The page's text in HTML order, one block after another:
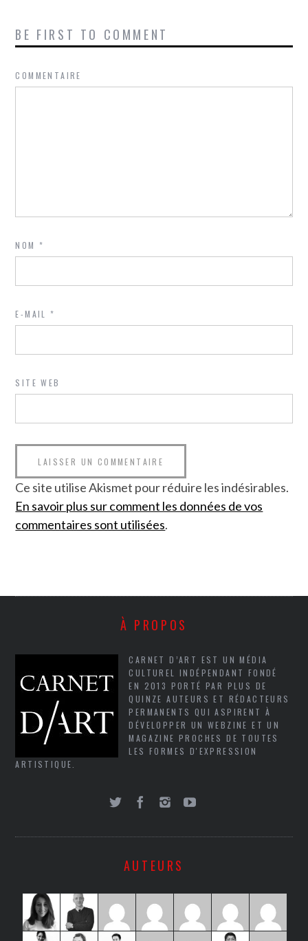
BE FIRST TO COMMENT
COMMENTAIRE
NOM*
E-MAIL*
SITE WEB
Ce site utilise Akismet pour réduire les indésirables.
En savoir plus sur comment les données de vos
commentaires sont utilisées.
À PROPOS
CARNET D’ART EST UN MÉDIA
CULTUREL INDÉPENDANT FONDÉ
EN 2013 PORTÉ PAR PLUS DE
QUINZE AUTEURS ET RÉDACTEURS
PERMANENTS QUI ASPIRENT À
DÉVELOPPER UN WEBZINE ET UN
MAGAZINE PROCHES DE TOUTES
LES FORMES D'EXPRESSION
ARTISTIQUE.
AUTEURS